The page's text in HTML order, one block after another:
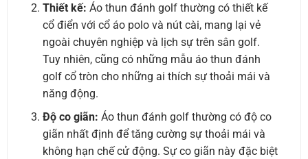
Thiết kế: Áo thun đánh golf thường có thiết kế
cổ điển với cổ áo polo và nút cài, mang lại vẻ
ngoài chuyên nghiệp và lịch sự trên sân golf.
Tuy nhiên, cũng có những mẫu áo thun đánh
golf cổ tròn cho những ai thích sự thoải mái và
năng động.
Độ co giãn: Áo thun đánh golf thường có độ co
giãn nhất định để tăng cường sự thoải mái và
không hạn chế cử động. Sự co giãn này đặc biệt